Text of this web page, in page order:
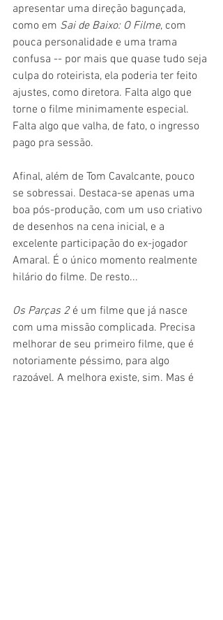
apresentar uma direção bagunçada,
como em Sai de Baixo: O Filme, com
pouca personalidade e uma trama
confusa -- por mais que quase tudo seja
culpa do roteirista, ela poderia ter feito
ajustes, como diretora. Falta algo que
torne o filme minimamente especial.
Falta algo que valha, de fato, o ingresso
pago pra sessão.
Afinal, além de Tom Cavalcante, pouco
se sobressai. Destaca-se apenas uma
boa pós-produção, com um uso criativo
de desenhos na cena inicial, e a
excelente participação do ex-jogador
Amaral. É o único momento realmente
hilário do filme. De resto...
Os Parças 2 é um filme que já nasce
com uma missão complicada. Precisa
melhorar de seu primeiro filme, que é
notoriamente péssimo, para algo
razoável. A melhora existe, sim. Mas é